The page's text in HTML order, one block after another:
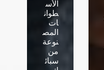
الأس
طوان
ات
المص
نوعة
من
سبائ